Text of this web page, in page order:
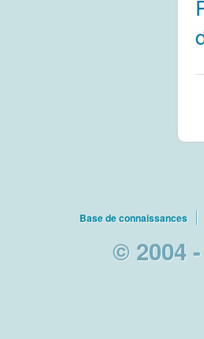
Base de connaissances
© 2004